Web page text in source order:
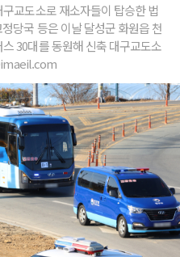
교도소로 재소자들이 탑승한 법
당국 등은 이날 달성군 화원읍 천
30대를 동원해 신축 대구교도소